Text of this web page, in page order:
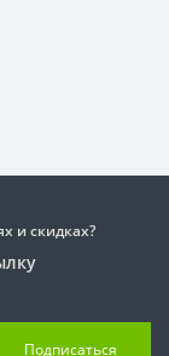
и скидках?
Подписаться